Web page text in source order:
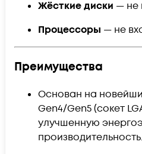
Жёсткие диски — не
Процессоры — не
Преимущества
Основан на
Gen4/Gen5 (сокет
улучшенную
производительность.